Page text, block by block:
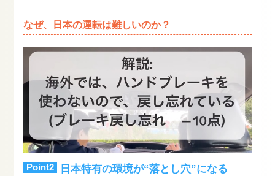
なぜ、日本の運転は難しいのか？
Point2 日本特有の環境が“落とし穴”になる